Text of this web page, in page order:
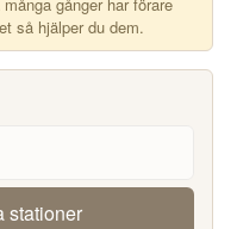
så hjälper du dem.
stationer